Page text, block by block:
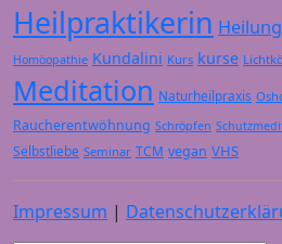
Heilpraktikerin Heilung
Homöopathie Kundalini Kurs kurse
Meditation Naturheilpraxis
Raucherentwöhnung Schröpfen
Selbstliebe Seminar TCM vegan VHS
Impressum |